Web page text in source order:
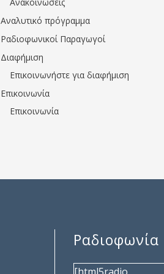
Αναλυτικό πρόγραμμα
Ραδιοφωνικοί Παραγωγοί
Διαφήμιση
Επικοινωνήστε για διαφήμιση
Επικοινωνία
Επικοινωνία
Ραδιοφωνία